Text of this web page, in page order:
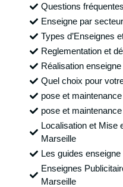
Questions
Enseigne par
Types d’Enseignes
Reglementation et
Réalisation enseigne
Quel choix pour
pose et
pose et
Localisation et Mise
Marseille
Les guides enseigne
Enseignes
Marseille